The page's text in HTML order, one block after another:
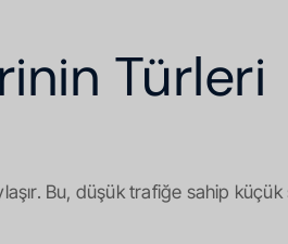
Türleri
Bu, düşük trafiğe sahip küçük